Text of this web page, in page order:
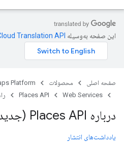
این صفحه به‌وسیله
صفحه اصلی محصولات Platform
Web Services
Places API
درباره Places API (جدید)
یادداشت‌های انتشار